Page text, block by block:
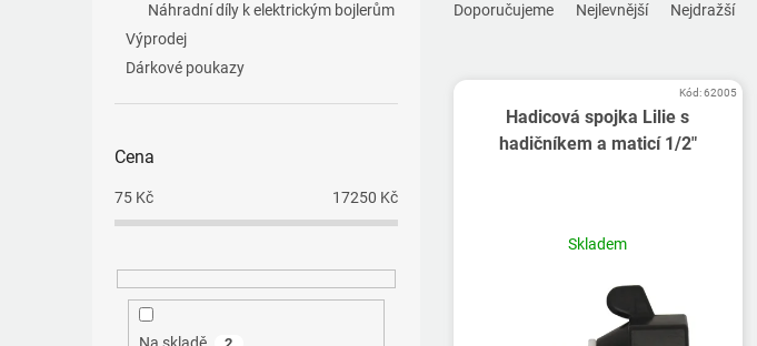
Náhradní díly k elektrickým bojlerům
Výprodej
Dárkové poukazy
Cena
75 Kč 17250 Kč
Doporučujeme Nejlevnější Nejdražší
Hadicová spojka Lilie s
hadičníkem a maticí 1/2"
Skladem
Kód:62005